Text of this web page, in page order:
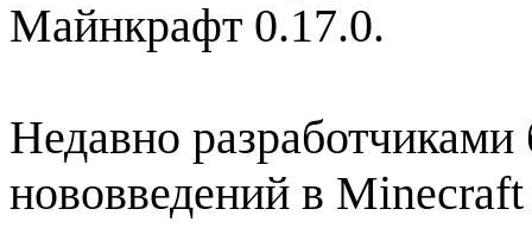
Майнкрафт 0.17.0.
Недавно
нововведений в